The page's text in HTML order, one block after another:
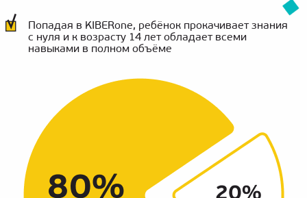
Попадая в KIBERone, ребёнок прокачивает знания
с нуля и к возрасту 14 лет обладает всеми
навыками в полном объёме